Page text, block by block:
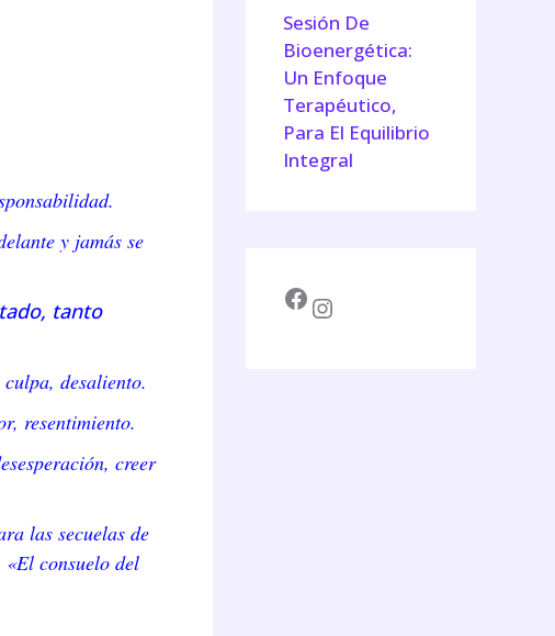
y jamás se
tanto
desaliento.
resentimiento.
creer
las secuelas de
consuelo del
Sesión De
Bioenergética:
Un Enfoque
Terapéutico,
Para El Equilibrio
Integral
Facebook Instagram